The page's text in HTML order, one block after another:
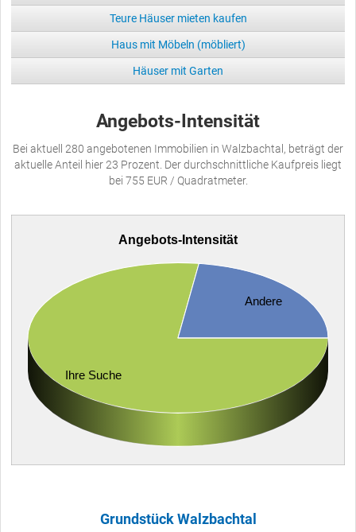
Teure Häuser mieten kaufen
Haus mit Möbeln (möbliert)
Häuser mit Garten
Angebots-Intensität
Bei aktuell 280 angebotenen Immobilien in Walzbachtal, beträgt der
aktuelle Anteil hier 23 Prozent. Der durchschnittliche Kaufpreis liegt
bei 755 EUR / Quadratmeter.
Angebots-Intensität
Ihre Suche
Andere
Grundstück Walzbachtal